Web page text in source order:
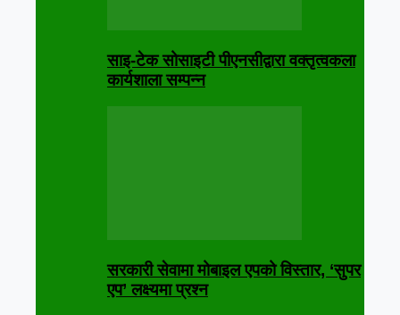
साइ-टेक सोसाइटी पीएनसीद्वारा वक्तृत्वकला
कार्यशाला सम्पन्न
सरकारी सेवामा मोबाइल एपको विस्तार, ‘सुपर
एप’ लक्ष्यमा प्रश्न